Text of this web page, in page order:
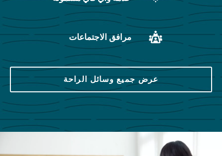
مرافق الاجتماعات
عرض جميع وسائل الراحة